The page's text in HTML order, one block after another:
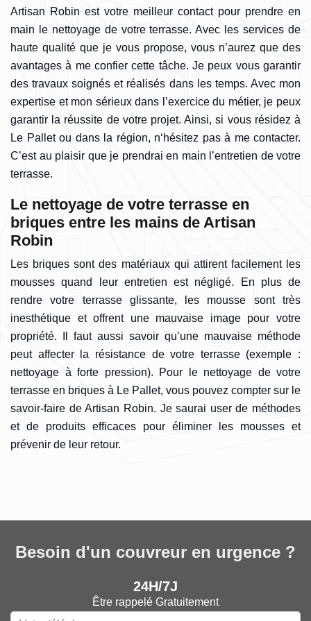
Artisan Robin est votre meilleur contact pour prendre en
main le nettoyage de votre terrasse. Avec les services de
haute qualité que je vous propose, vous n’aurez que des
avantages à me confier cette tâche. Je peux vous garantir
des travaux soignés et réalisés dans les temps. Avec mon
expertise et mon sérieux dans l’exercice du métier, je peux
garantir la réussite de votre projet. Ainsi, si vous résidez à
Le Pallet ou dans la région, n‘hésitez pas à me contacter.
C’est au plaisir que je prendrai en main l’entretien de votre
terrasse.
Le nettoyage de votre terrasse en
briques entre les mains de Artisan
Robin
Les briques sont des matériaux qui attirent facilement les
mousses quand leur entretien est négligé. En plus de
rendre votre terrasse glissante, les mousse sont très
inesthétique et offrent une mauvaise image pour votre
propriété. Il faut aussi savoir qu’une mauvaise méthode
peut affecter la résistance de votre terrasse (exemple :
nettoyage à forte pression). Pour le nettoyage de votre
terrasse en briques à Le Pallet, vous pouvez compter sur le
savoir-faire de Artisan Robin. Je saurai user de méthodes
et de produits efficaces pour éliminer les mousses et
prévenir de leur retour.
Besoin d'un couvreur en urgence ?
24H/7J
Être rappelé Gratuitement